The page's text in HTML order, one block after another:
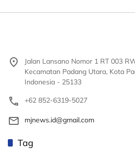
Jalan Lansano Nomor 1 RT 003
Kecamatan Padang Utara, Kota
Indonesia - 25133
+62 852-6319-5027
mjnews.id@gmail.com
Tag